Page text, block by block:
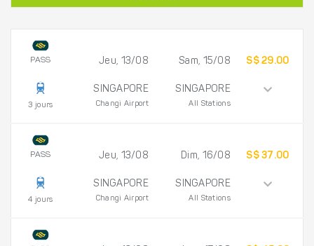
PASS
3 jours
Jeu, 13/08
SINGAPORE
Changi Airport
Sam, 15/08
SINGAPORE
All Stations
S$ 29.00
PASS
4 jours
Jeu, 13/08
SINGAPORE
Changi Airport
Dim, 16/08
SINGAPORE
All Stations
S$ 37.00